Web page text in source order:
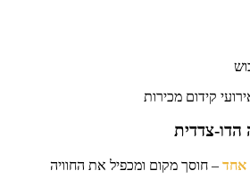
קידום מכירות
צדדית
– חוסך מקום ומכפיל את החוויה